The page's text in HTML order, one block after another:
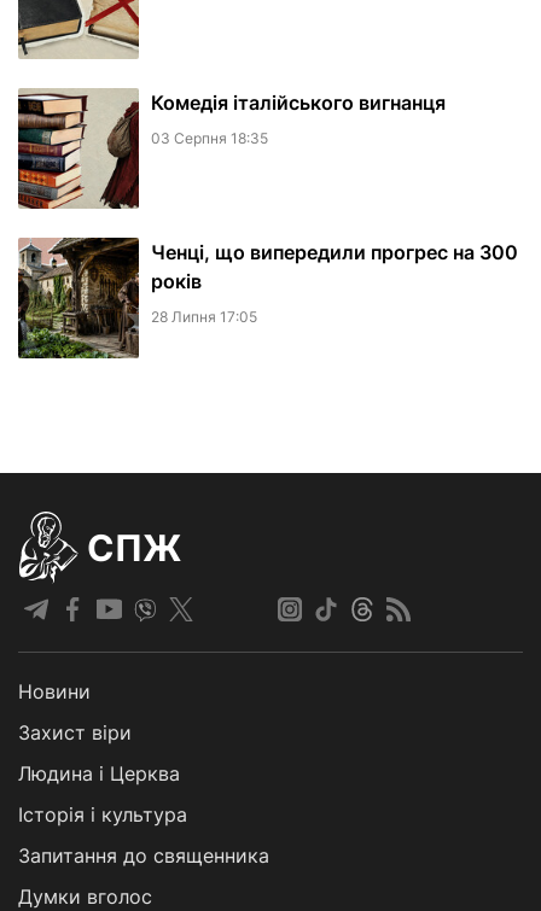
Комедія італійського вигнанця
03 Серпня 18:35
Ченці, що випередили прогрес на 300
років
28 Липня 17:05
СПЖ
Новини
Захист віри
Людина і Церква
Історія і культура
Запитання до священника
Думки вголос